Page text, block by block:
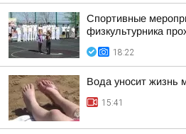
Спортивные
физкультурника
18:22
Вода уносит жизнь
15:41